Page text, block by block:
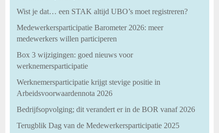
Wist je dat… een STAK altijd UBO’s moet registreren?
Medewerkersparticipatie Barometer 2026: meer
medewerkers willen participeren
Box 3 wijzigingen: goed nieuws voor
werknemersparticipatie
Werknemersparticipatie krijgt stevige positie in
Arbeidsvoorwaardennota 2026
Bedrijfsopvolging; dit verandert er in de BOR vanaf 2026
Terugblik Dag van de Medewerkersparticipatie 2025